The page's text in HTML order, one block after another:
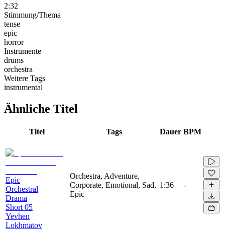
2:32
Stimmung/Thema
tense
epic
horror
Instrumente
drums
orchestra
Weitere Tags
instrumental
Ähnliche Titel
Titel Tags Dauer BPM
Epic
Orchestral
Drama
Short 05
Yevhen
Lokhmatov
Orchestra, Adventure,
Corporate, Emotional, Sad,
Epic
1:36 -